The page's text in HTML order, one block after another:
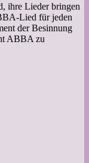
ihre Lieder bringen
Lied für jeden
der Besinnung
ABBA zu